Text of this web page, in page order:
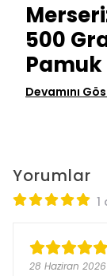
500
Pamuk
Devamını
Yorumlar
1
28 Haziran 2026